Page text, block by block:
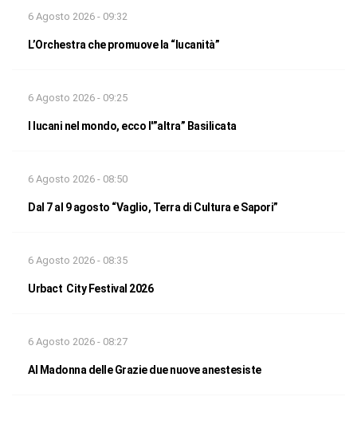
6 Agosto 2026 - 09:32
L’Orchestra che promuove la “lucanità”
6 Agosto 2026 - 09:25
I lucani nel mondo, ecco l'”altra” Basilicata
6 Agosto 2026 - 08:50
Dal 7 al 9 agosto “Vaglio, Terra di Cultura e Sapori”
6 Agosto 2026 - 08:35
Urbact City Festival 2026
6 Agosto 2026 - 08:27
Al Madonna delle Grazie due nuove anestesiste